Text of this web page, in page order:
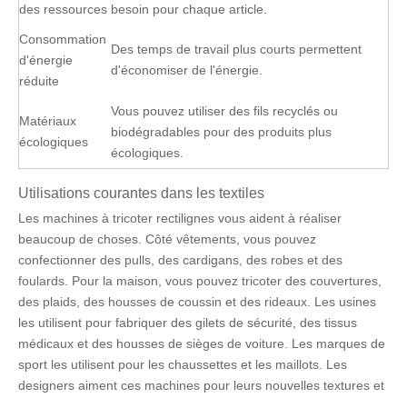
des ressources besoin pour chaque article.
Consommation
d'énergie
réduite
Des temps de travail plus courts permettent
d'économiser de l'énergie.
Matériaux
écologiques
Vous pouvez utiliser des fils recyclés ou
biodégradables pour des produits plus
écologiques.
Utilisations courantes dans les textiles
Les machines à tricoter rectilignes vous aident à réaliser
beaucoup de choses. Côté vêtements, vous pouvez
confectionner des pulls, des cardigans, des robes et des
foulards. Pour la maison, vous pouvez tricoter des couvertures,
des plaids, des housses de coussin et des rideaux. Les usines
les utilisent pour fabriquer des gilets de sécurité, des tissus
médicaux et des housses de sièges de voiture. Les marques de
sport les utilisent pour les chaussettes et les maillots. Les
designers aiment ces machines pour leurs nouvelles textures et